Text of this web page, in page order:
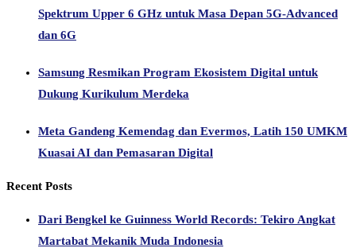
Spektrum Upper 6 GHz untuk Masa Depan 5G-Advanced
dan 6G
Samsung Resmikan Program Ekosistem Digital untuk
Dukung Kurikulum Merdeka
Meta Gandeng Kemendag dan Evermos, Latih 150 UMKM
Kuasai AI dan Pemasaran Digital
Recent Posts
Dari Bengkel ke Guinness World Records: Tekiro Angkat
Martabat Mekanik Muda Indonesia